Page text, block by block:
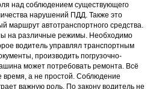
над соблюдением существующего
нарушений ПДД. Также это
маршрут автотранспортного средства.
на различные режимы. Необходимо
водитель управлял транспортным
производить погрузочно-
может потребовать ремонта. Всё
время, а не простой. Соблюдение
важную роль. По закону водитель не